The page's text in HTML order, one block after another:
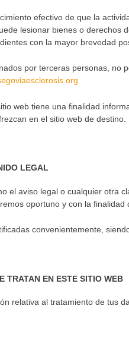
efectivo de que la
lesionar bienes o
con la mayor brevedad
por terceras personas, no
web tiene una finalidad
en el sitio web de destino.
LEGAL
el aviso legal o cualquier otra
oportuno y con la finalidad
convenientemente,
TRATAN EN ESTE SITIO WEB
relativa al tratamiento de tus